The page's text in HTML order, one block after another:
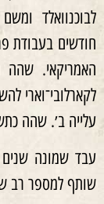
לבוכנוואלד
חודשים בעבודת
האמריקאי. שהה
עלייה ב׳. שהה
עבד שמונה
שותף למספר רב